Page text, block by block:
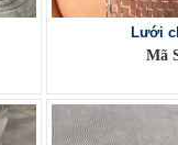
Lưới
Mã